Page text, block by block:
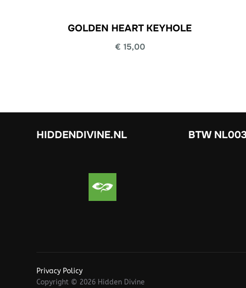
GOLDEN HEART KEYHOLE
€ 15,00
HIDDENDIVINE.NL BTW
Privacy Policy
Copyright © 2026 Hidden Divine